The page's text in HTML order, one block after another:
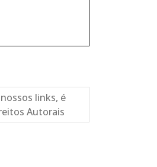
links, é
Autorais